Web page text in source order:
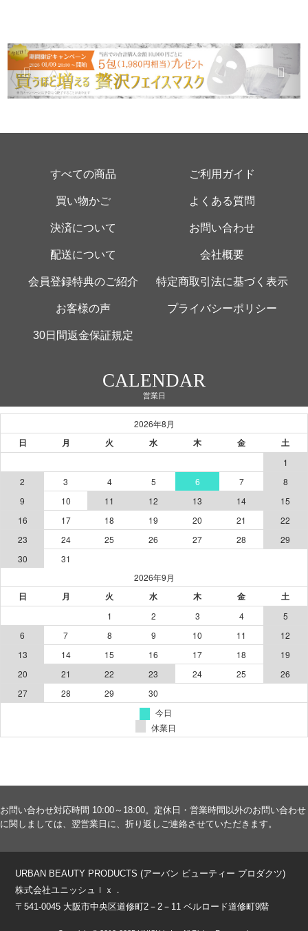
すべての商品 ご利用ガイド
買い物かご よくある質問
決済について お問い合わせ
配送について 会社概要
会員登録特典のご紹介 特定商取引法に基づく表示
お客様の声 プライバシーポリシー
30日間返金保証規定
CALENDAR
営業日
お問い合わせ対応時間 10:00～18:00。定休日・営業時間以外のお問い合わせ
に関しましては、翌営業日に、折り返しご連絡させていただきます。
URBAN BEAUTY PRODUCTS (アーバン ビューティー プロダクツ)
株式会社ユニッシュｌｘ．
〒541-0045 大阪市中央区道修町2－2－11 ベルロード道修町9階